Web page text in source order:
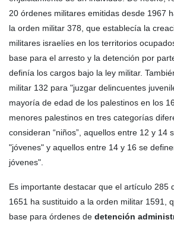
20 órdenes militares emitidas desde 1967
la orden militar 378, que establecía la
militares israelíes en los territorios
base para el arresto y la detención por
definía los cargos bajo la ley militar.
militar 132 para "juzgar delincuentes
mayoría de edad de los palestinos en los
menores palestinos en tres categorías
consideran “niños”, aquellos entre 12 y 14
"jóvenes" y aquellos entre 14 y 16 se
jóvenes".
Es importante destacar que el artículo 285
1651 ha sustituido a la orden militar 1591,
base para órdenes de detención